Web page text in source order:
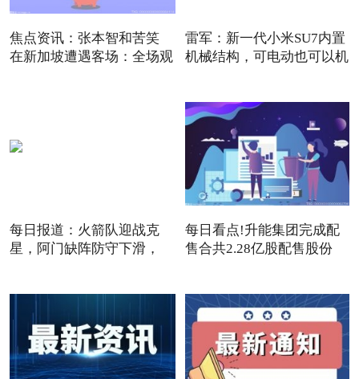
焦点资讯：张本智和苦笑
在新加坡遭遇客场：全场观
雷军：新一代小米SU7内置
机械结构，可电动也可以机
每日报道：火箭队迎战克
星，阿门缺阵防守下滑，
每日看点!升能集团完成配
售合共2.28亿股配售股份